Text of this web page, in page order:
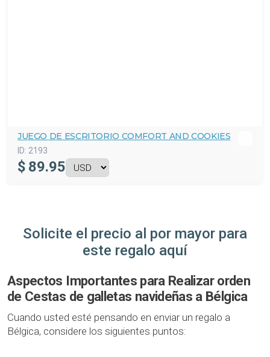
JUEGO DE ESCRITORIO COMFORT AND COOKIES
ID: 2193
$ 89.95
Solicite el precio al por mayor para
este regalo aquí
Aspectos Importantes para Realizar orden
de Cestas de galletas navideñas a Bélgica
Cuando usted esté pensando en enviar un regalo a
Bélgica, considere los siguientes puntos: